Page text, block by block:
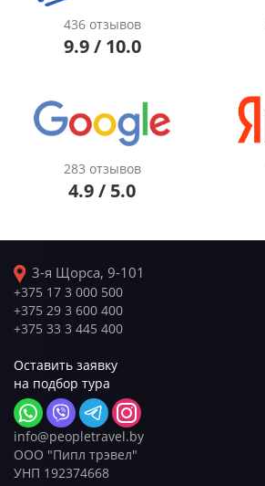
436 отзывов
9.9 / 10.0
283 отзывов
4.9 / 5.0
3-я Щорса, 9-101
+375 17 3 000 500
+375 29 3 600 400
+375 33 3 445 400
Оставить заявку
на подбор тура
info@peopletravel.by
ООО "Пипл трэвел"
УНП 192374668